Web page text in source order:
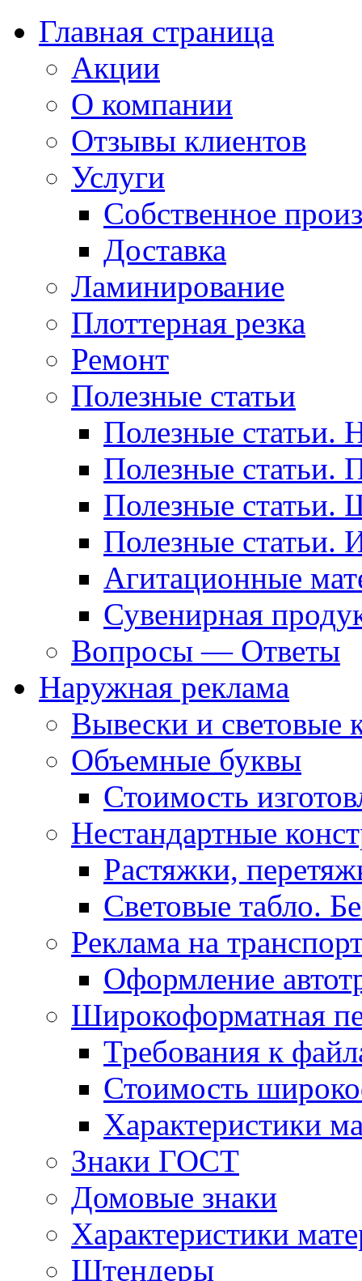
Главная страница
Акции
О компании
Отзывы клиентов
Услуги
Собственное
Доставка
Ламинирование
Плоттерная резка
Ремонт
Полезные статьи
Полезные статьи.
Полезные статьи.
Полезные статьи.
Полезные статьи.
Агитационные
Сувенирная
Вопросы — Ответы
Наружная реклама
Вывески и световые
Объемные буквы
Стоимость
Нестандартные
Растяжки,
Световые табло.
Реклама на
Оформление
Широкоформатная
Требования к
Стоимость
Характеристики
Знаки ГОСТ
Домовые знаки
Характеристики
Штендеры